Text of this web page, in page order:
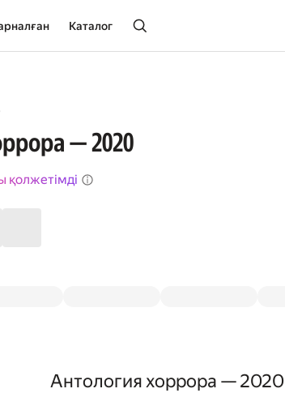
Каталог
— 2020
қолжетімді
Антология хоррора — 2020